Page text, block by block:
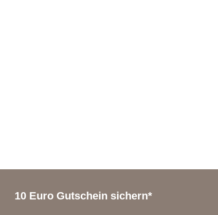
10 Euro Gutschein sichern*